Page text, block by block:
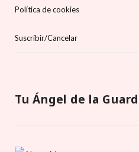
Política de cookies
Suscríbir/Cancelar
Tu Ángel de la